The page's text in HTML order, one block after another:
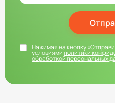
Нажимая на кнопку
условиямиполитики
обработкой персональных